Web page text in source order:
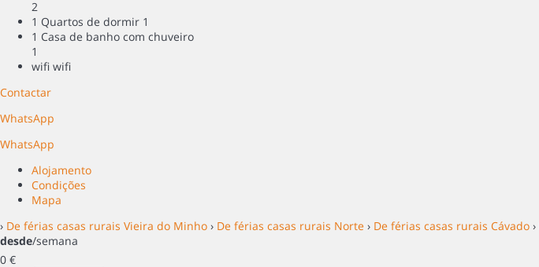
2
1 Quartos de dormir 1
1 Casa de banho com chuveiro
1
wifi wifi
Contactar
WhatsApp
WhatsApp
Alojamento
Condições
Mapa
› De férias casas rurais Vieira do Minho › De férias casas rurais Norte › De férias casas rurais Cávado ›
desde/semana
0 €